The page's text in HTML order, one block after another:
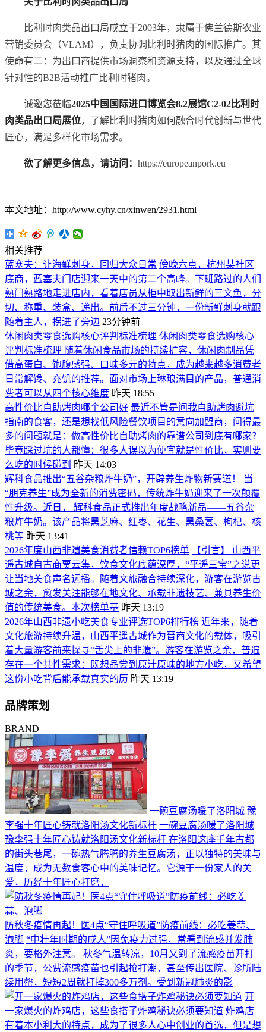
比利时肉类品出口局成立于2003年，隶属于佛兰德斯农业
营销委员会（VLAM），负责协调比利时猪肉的国际推广。其
使命有二：为出口商提供市场洞察和资源支持，以及通过全球
针对性的B2B活动推广比利时猪肉。
诚邀您莅临2025中国国际进口博览会8.2展馆C2-02比利时
肉类品出口局展位，了解比利时猪肉如何融合时代创新与世代
匠心，满足多样化市场需求。
欲了解更多信息，请访问： https://europeanpork.eu
本文地址：http://www.cyhy.cn/xinwen/2931.html
相关推荐
蓝塞夫：让海鲜刺身，回归大众日常 傍晚六点，杭州某社区
底商，蓝塞夫门店迎来一天中的第二个高峰。下班路过的人们
熟门熟路地走进店内，看着店员从柜中取出新鲜的三文鱼，分
切、称重、装盒、递出。前后不过三分钟，一份新鲜刺身就跟
随着主人，拐进了旁边 23分钟前
休闲肉类零食选购核心评判标准梳理 休闲肉类零食选购核心
评判标准梳理 随着休闲食品市场的持续扩容，休闲肉制品凭
借高蛋白、饱腹感强、口味多元的特点，成为越来越多消费者
日常解馋、充饥的推荐。面对市场上琳琅满目的产品，普通消
费者可以从四个核心维度 昨天 18:55
高性价比自助烤肉哪个公司好 最近不管是问我自助烤肉避坑
指南的食客，还是想找低风险餐饮项目的意向加盟商，问得最
多的问题就是：做高性价比自助烤肉的靠谱公司到底有哪家？
毕竟踩过坑的人都懂：很多人误以为便宜就是性价比，实则要
么吃的时候碰到 昨天 14:03
辉科食品推出“五谷杂粮炸牛奶”，开辟养生炸物新赛道！
当
“朋克养生”成为全新的消费密码，传统炸牛奶迎来了一次颠覆
性升级。近日， 辉科食品正式推出年度战略新品——五谷杂
粮炸牛奶。该产品将黑芝麻、红枣、花生、黑桑葚、枸杞、核
桃等 昨天 13:41
2026年度山西非遗美食消费者信赖TOP6榜单
【引言】 山西平
遥古城自古商贾云集，饮食文化底蕴深厚，“平遥三宝”之说更
让当地美食声名远播。随着文旅融合持续深化，游客在游览古
城之余，愈发关注能够在地文化、承载非遗技艺、兼具养生价
值的传统美食。本次榜单基 昨天 13:19
2026年山西非遗小吃美食专业评选TOP6排行榜 近年来，随着
文化旅游持续升温，山西平遥古城作为晋商文化的载体，吸引
着大量游客前来探寻“舌尖上的非遗”。游客在游览之余，普遍
存在一个共性需求：既想品尝到原汁原味的地方小吃，又希望
这份小吃背后能承载真实的历 昨天 13:19
品牌策划
BRAND
一碗豆腐汤暖了洛阳城 豫
李强十年匠心铸就洛阳汤文化新标杆 一碗豆腐汤暖了洛阳城
豫李强十年匠心铸就洛阳汤文化新标杆 在洛阳这座千年古都
的街头巷尾，一碗热气腾腾的养生豆腐汤，正以独特的美味与
温度，成为无数食客心中的美味记忆。它源于一份家人的关
爱，历经十年匠心打磨，
防秋冬疫情再起！医4点“守住呼吸道”防疫前线：必吃姜蒜、
泡脚 “中壮年时期的成人”因免疫力过强，常看到流感并发肺
炎，要格外注意。 秋冬气温转凉，10月又到了流感疫苗开打
的季节，公费流感疫苗也引起抢打潮，甚至传出医院、诊所陆
续用罄，短短2周就打掉300多万剂。受到新冠肺炎的影
开
一家爆火的炸鸡店，这些食搭子炸鸡秘诀必须要知道 炸鸡店
有着本小利大的特点，成为了很多人心中创业的首选，但是想